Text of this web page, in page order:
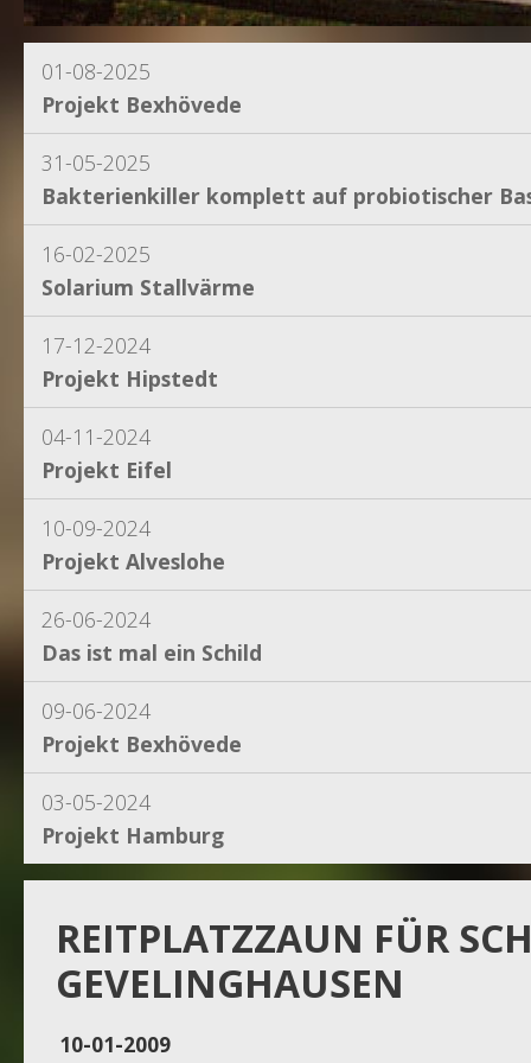
01-08-2025
Projekt Bexhövede
31-05-2025
Bakterienkiller komplett auf probiotischer
16-02-2025
Solarium Stallvärme
17-12-2024
Projekt Hipstedt
04-11-2024
Projekt Eifel
10-09-2024
Projekt Alveslohe
26-06-2024
Das ist mal ein Schild
09-06-2024
Projekt Bexhövede
03-05-2024
Projekt Hamburg
Projekt Dassel
16-11-2023
REITPLATZZAUN FÜR
GEVELINGHAUSEN
10-01-2009